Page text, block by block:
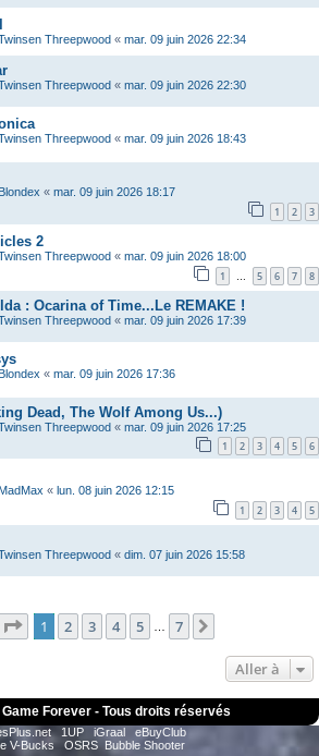
Threepwood « mar. 09 juin 2026 22:34
Threepwood « mar. 09 juin 2026 22:30
Threepwood « mar. 09 juin 2026 18:43
Blondex « mar. 09 juin 2026 18:17
1 2 3
2
Threepwood « mar. 09 juin 2026 18:00
1 … 5 6 7 8
: Ocarina of Time...Le REMAKE !
Threepwood « mar. 09 juin 2026 17:39
Blondex « mar. 09 juin 2026 17:36
Dead, The Wolf Among Us...)
Threepwood « mar. 09 juin 2026 17:25
1 2 3 4 5 6
MadMax « lun. 08 juin 2026 12:15
1 2 3 4 5
Threepwood « dim. 07 juin 2026 15:58
Page 1sur7
1 2 3 4 5 7
Aller à
Forever - Tous droits réservés
1UP iGraal
eBuyClub
V-Bucks
OSRS Bubble Shooter